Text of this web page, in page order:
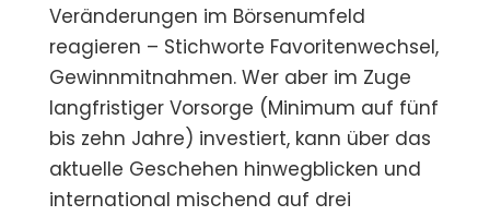
Veränderungen im Börsenumfeld
reagieren – Stichworte Favoritenwechsel,
Gewinnmitnahmen. Wer aber im Zuge
langfristiger Vorsorge (Minimum auf fünf
bis zehn Jahre) investiert, kann über das
aktuelle Geschehen hinwegblicken und
international mischend auf drei